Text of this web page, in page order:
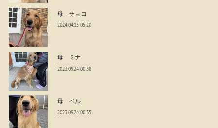
母 チョコ
2024.04.15 05:20
母 ミナ
2023.09.24 00:38
母 ベル
2023.09.24 00:35